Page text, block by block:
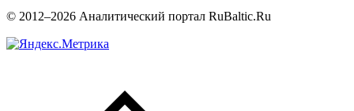
© 2012–2026 Аналитический портал RuBaltic.Ru